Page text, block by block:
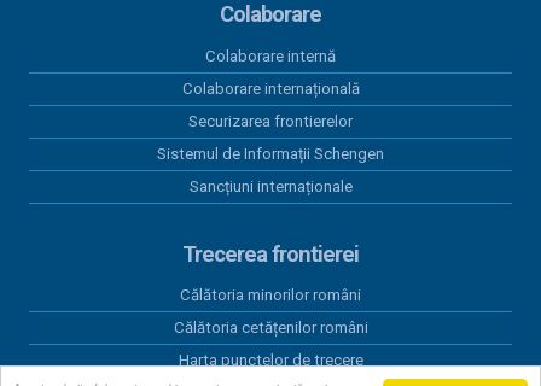
Colaborare
Colaborare internă
Colaborare internațională
Securizarea frontierelor
Sistemul de Informații Schengen
Sancțiuni internaționale
Trecerea frontierei
Călătoria minorilor români
Călătoria cetățenilor români
Harta punctelor de trecere